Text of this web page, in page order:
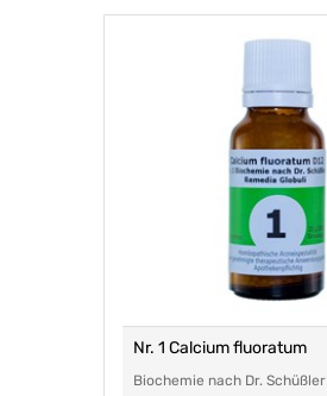
Nr. 1 Calcium fluoratum
Biochemie nach Dr. Schüßler